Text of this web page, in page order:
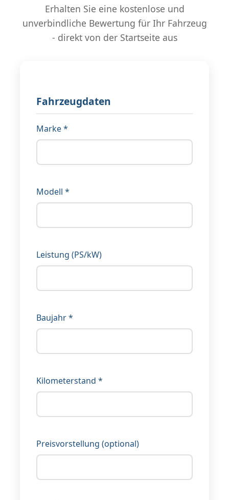
Erhalten Sie eine kostenlose und
unverbindliche Bewertung für Ihr Fahrzeug
- direkt von der Startseite aus
Fahrzeugdaten
Marke *
Modell *
Leistung (PS/kW)
Baujahr *
Kilometerstand *
Preisvorstellung (optional)